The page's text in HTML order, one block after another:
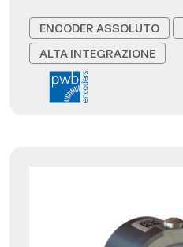
ENCODER ASSOLUTO
ALTA INTEGRAZIONE